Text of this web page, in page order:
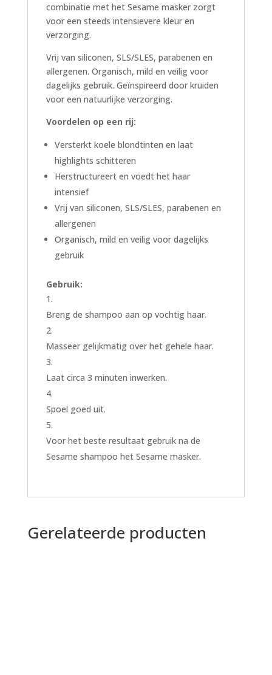
combinatie met het Sesame masker zorgt
voor een steeds intensievere kleur en
verzorging.
Vrij van siliconen, SLS/SLES, parabenen en
allergenen. Organisch, mild en veilig voor
dagelijks gebruik. Geïnspireerd door kruiden
voor een natuurlijke verzorging.
Voordelen op een rij:
Versterkt koele blondtinten en laat
highlights schitteren
Herstructureert en voedt het haar
intensief
Vrij van siliconen, SLS/SLES, parabenen en
allergenen
Organisch, mild en veilig voor dagelijks
gebruik
Gebruik:
Breng de shampoo aan op vochtig haar.
Masseer gelijkmatig over het gehele haar.
Laat circa 3 minuten inwerken.
Spoel goed uit.
Voor het beste resultaat gebruik na de
Sesame shampoo het Sesame masker.
Gerelateerde producten